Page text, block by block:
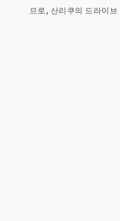
므로, 산리쿠의 드라이